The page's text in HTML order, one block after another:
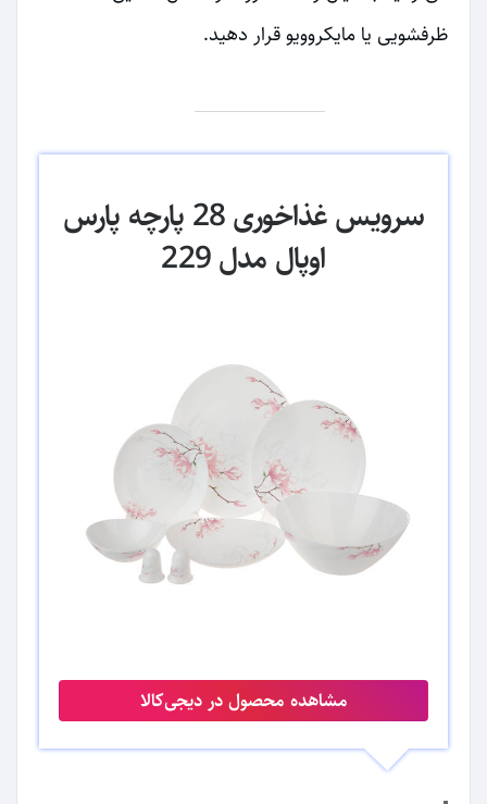
ظرفشویی یا مایکروویو قرار دهید.
سرویس غذاخوری 28 پارچه پارس
اوپال مدل 229
مشاهده محصول در دیجی‌کالا